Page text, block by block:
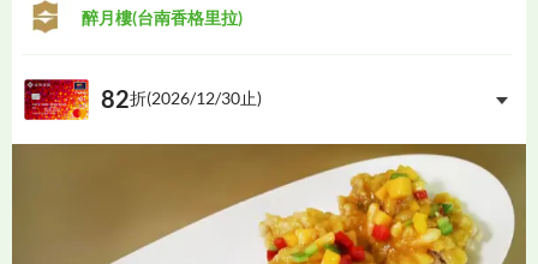
醉月樓(台南香格里拉)
82折(2026/12/30止)